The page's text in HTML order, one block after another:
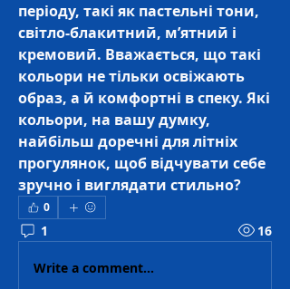
періоду, такі як пастельні тони,
світло-блакитний, м’ятний і
кремовий. Вважається, що такі
кольори не тільки освіжають
образ, а й комфортні в спеку. Які
кольори, на вашу думку,
найбільш доречні для літніх
прогулянок, щоб відчувати себе
зручно і виглядати стильно?
0
1 16
Write a comment...